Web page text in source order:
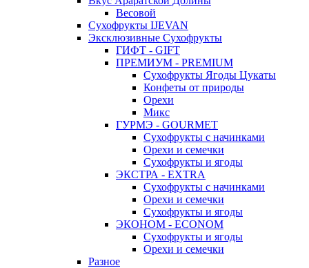
Весовой
Сухофрукты IJEVAN
Эксклюзивные Сухофрукты
ГИФТ - GIFT
ПРЕМИУМ - PREMIUM
Сухофрукты Ягоды Цукаты
Конфеты от природы
Орехи
Микс
ГУРМЭ - GOURMET
Сухофрукты с начинками
Орехи и семечки
Сухофрукты и ягоды
ЭКСТРА - EXTRA
Сухофрукты с начинками
Орехи и семечки
Сухофрукты и ягоды
ЭКОНОМ - ECONOM
Сухофрукты и ягоды
Орехи и семечки
Разное